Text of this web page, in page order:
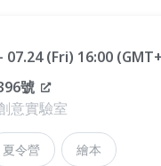
(Fri) 16:00
號
意實驗室
夏令營 繪本